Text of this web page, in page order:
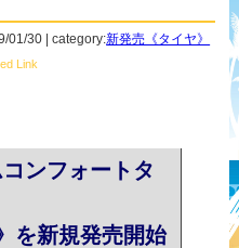
01/30 | category:新発売《タイヤ》
Link
ンフォートタ
を新規発売開始